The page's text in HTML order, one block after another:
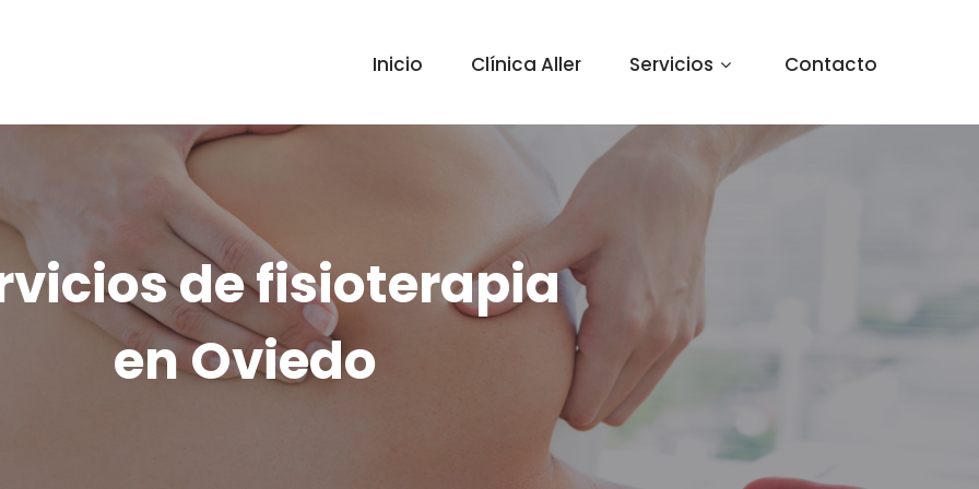
Inicio Clínica Aller Servicios Contacto
de fisioterapia
en Oviedo